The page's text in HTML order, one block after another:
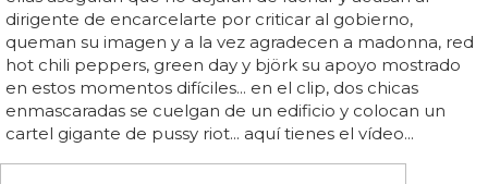
QUEMAN UNA FOTO DE PUTIN
Pussy Riot agradecen a Madonna y al resto de
artistas su apoyo con un vídeo incendiario
Esperamos que la condena sea revocada y que más